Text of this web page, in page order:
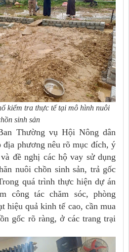
kiểm tra thực tế tại mô hình nuôi
sinh sản
Thường vụ Hội Nông dân
địa phương nêu rõ mục đích, ý
đề nghị các hộ vay sử dụng
nuôi chồn sinh sản, trả gốc
quá trình thực hiện dự án
công tác chăm sóc, phòng
hiệu quả kinh tế cao, cần mua
gốc rõ ràng, ở các trang trại